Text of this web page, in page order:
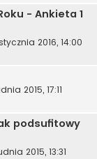
- Ankieta 1
2016, 14:00
2015, 17:11
podsufitowy
2015, 13:31